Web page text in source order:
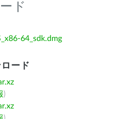
ド
64_sdk.dmg
ード
)